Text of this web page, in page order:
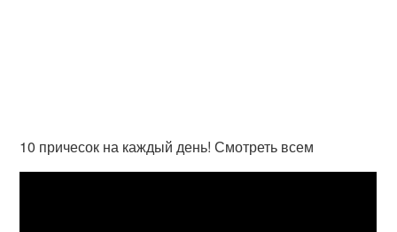
10 причесок на каждый день! Смотреть всем